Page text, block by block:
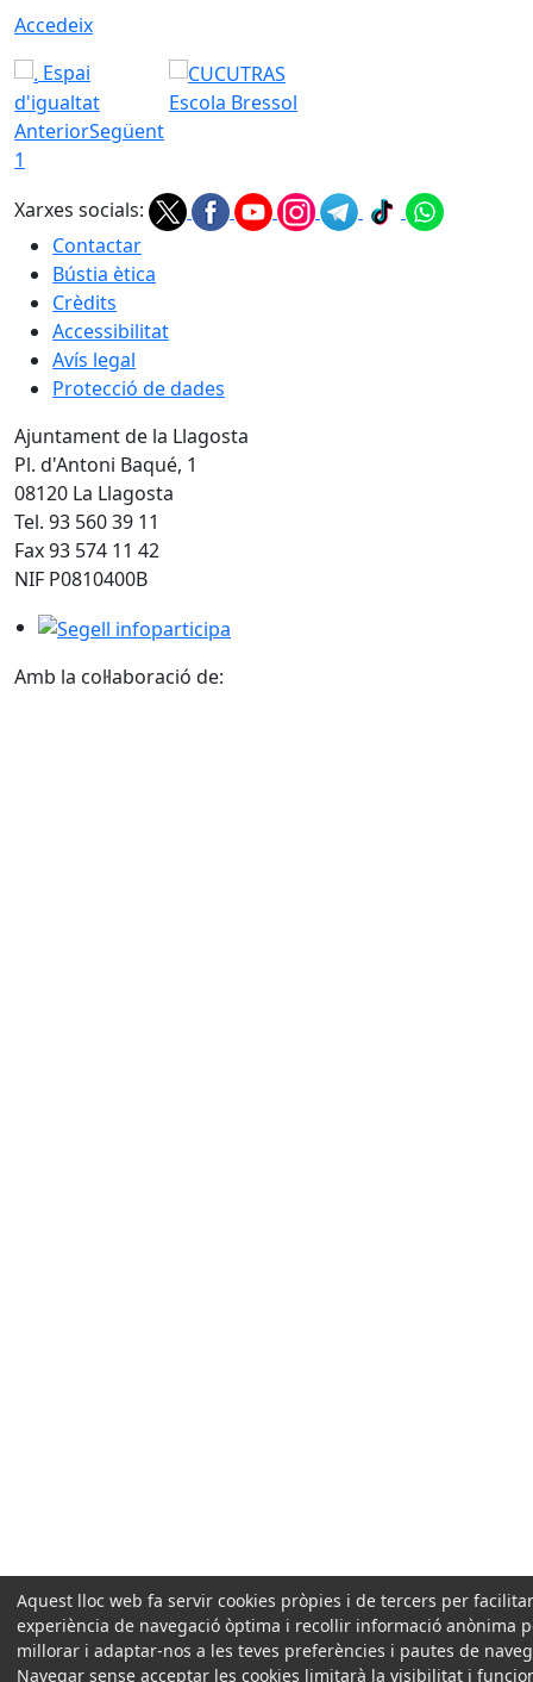
Accedeix
Espai
d'igualtat
Escola Bressol
AnteriorSegüent
1
Xarxes socials:
Contactar
Bústia ètica
Crèdits
Accessibilitat
Avís legal
Protecció de dades
Ajuntament de la Llagosta
Pl. d'Antoni Baqué, 1
08120 La Llagosta
Tel. 93 560 39 11
Fax 93 574 11 42
NIF P0810400B
Segell infoparticipa
Amb la col·laboració de:
Aquest lloc web fa servir cookies pròpies i de tercers per
experiència de navegació òptima i recollir informació anònima
millorar i adaptar-nos a les teves preferències i pautes de
Navegar sense acceptar les cookies limitarà la visibilitat i